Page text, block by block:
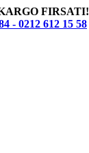
FIRSATI!
- 0212 612 15 58